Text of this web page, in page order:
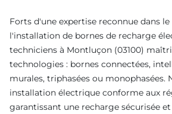
Forts d'une expertise reconnue dans
l'installation de bornes de recharge
techniciens à Montluçon (03100)
technologies : bornes connectées,
murales, triphasées ou monophasées.
installation électrique conforme aux
garantissant une recharge sécurisée